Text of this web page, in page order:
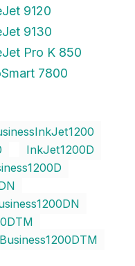
9120
9130
Pro K 850
7800
InkJet1200D
Business1200DTM